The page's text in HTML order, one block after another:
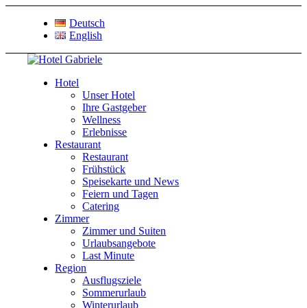
Deutsch
English
Hotel
Unser Hotel
Ihre Gastgeber
Wellness
Erlebnisse
Restaurant
Restaurant
Frühstück
Speisekarte und News
Feiern und Tagen
Catering
Zimmer
Zimmer und Suiten
Urlaubsangebote
Last Minute
Region
Ausflugsziele
Sommerurlaub
Winterurlaub